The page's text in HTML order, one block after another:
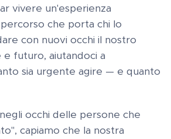
vivere un'esperienza
che porta chi lo
con nuovi occhi il nostro
futuro, aiutandoci a
sia urgente agire — e quanto
occhi delle persone che
capiamo che la nostra